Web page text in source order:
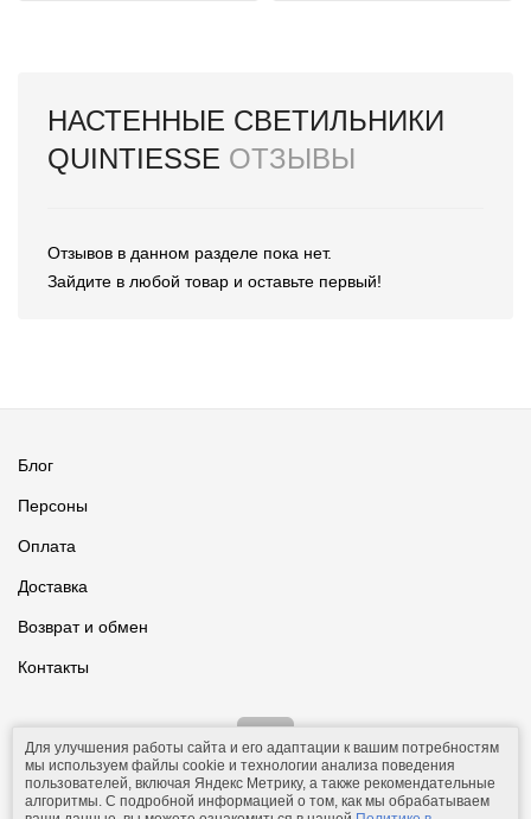
НАСТЕННЫЕ СВЕТИЛЬНИКИ
QUINTIESSE ОТЗЫВЫ
Отзывов в данном разделе пока нет.
Зайдите в любой товар и оставьте первый!
Блог
Персоны
Оплата
Доставка
Возврат и обмен
Контакты
Для улучшения работы сайта и его адаптации к вашим потребностям
мы используем файлы cookie и технологии анализа поведения
пользователей, включая Яндекс Метрику, а также рекомендательные
алгоритмы. С подробной информацией о том, как мы обрабатываем